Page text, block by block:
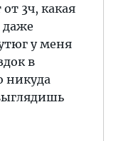
3ч, какая
даже
у меня
в
никуда